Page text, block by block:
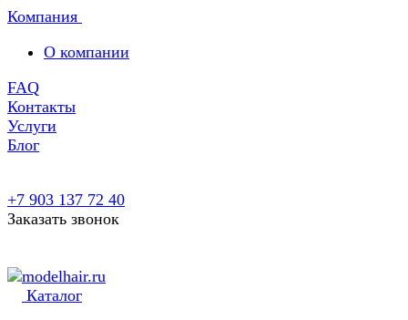
Компания
О компании
FAQ
Контакты
Услуги
Блог
+7 903 137 72 40
Заказать звонок
Каталог